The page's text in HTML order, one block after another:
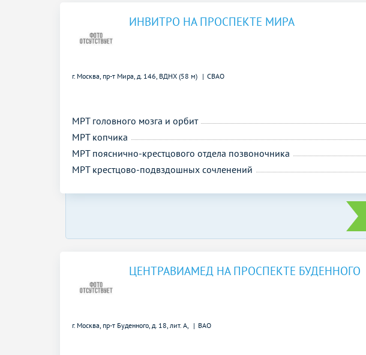
ИНВИТРО НА ПРОСПЕКТЕ МИРА
г. Москва, пр-т Мира, д. 146, ВДНХ (58 м) СВАО
МРТ головного мозга и орбит
МРТ копчика
МРТ пояснично-крестцового отдела позвоночника
МРТ крестцово-подвздошных сочленений
ЦЕНТРАВИАМЕД НА ПРОСПЕКТЕ БУДЕННОГО
г. Москва, пр-т Буденного, д. 18, лит. А, ВАО